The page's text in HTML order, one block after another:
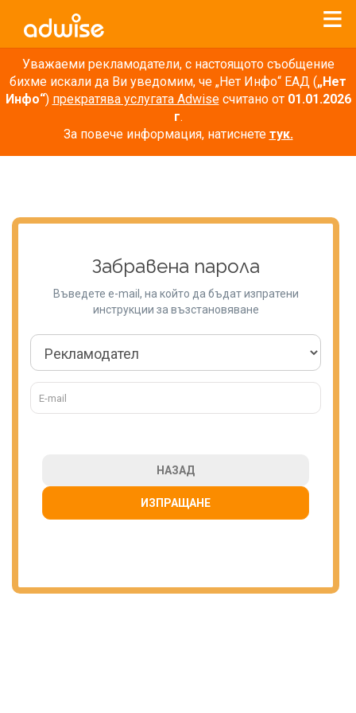
Уважаеми рекламодатели, с настоящото съобщение
бихме искали да Ви уведомим, че „Нет Инфо“ ЕАД („Нет
Инфо“) прекратява услугата Adwiseсчитано от 01.01.2026
г.
За повече информация, натиснете тук.
Забравена парола
Въведете e-mail, на който да бъдат изпратени
инструкции за възстановяване
НАЗАД
ИЗПРАЩАНЕ